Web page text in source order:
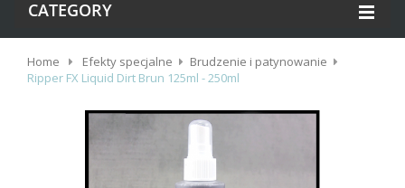
CATEGORY
Home Efekty specjalne
Brudzenie i patynowanie
Ripper FX Liquid Dirt Brun 125ml - 250ml